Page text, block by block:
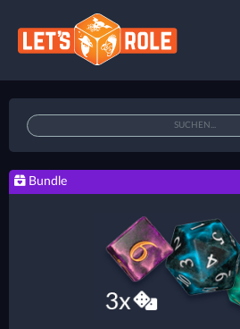
Bundle